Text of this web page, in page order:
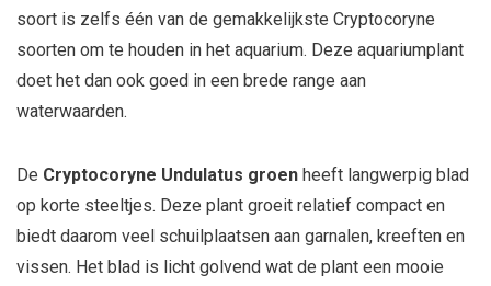
soort is zelfs één van de gemakkelijkste Cryptocoryne
soorten om te houden in het aquarium. Deze aquariumplant
doet het dan ook goed in een brede range aan
waterwaarden.
De Cryptocoryne Undulatus groen heeft langwerpig blad
op korte steeltjes. Deze plant groeit relatief compact en
biedt daarom veel schuilplaatsen aan garnalen, kreeften en
vissen. Het blad is licht golvend wat de plant een mooie